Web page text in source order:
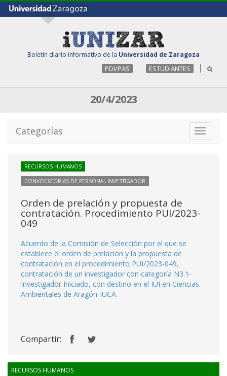
Boletín diario informativo de la Universidad de Zaragoza
PDI/PAS ESTUDIANTES
20/4/2023
Toggle
Categorías
RECURSOS HUMANOS
CONVOCATORIAS DE PERSONAL INVESTIGADOR
Orden de prelación y propuesta de
contratación. Procedimiento PUI/2023-
049
Acuerdo de la Comisión de Selección por el que se
establece el orden de prelación y la propuesta de
contratación en el procedimiento PUI/2023-049,
contratación de un investigador con categoría N3.1-
Investigador Iniciado, con destino en el IUI en Ciencias
Ambientales de Aragón-IUCA.
Compartir:
RECURSOS HUMANOS